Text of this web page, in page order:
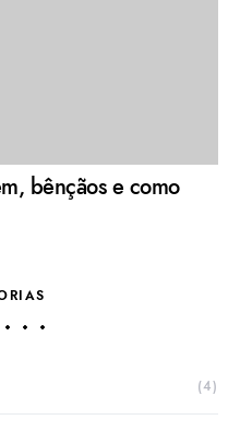
bênçãos e como
(4)